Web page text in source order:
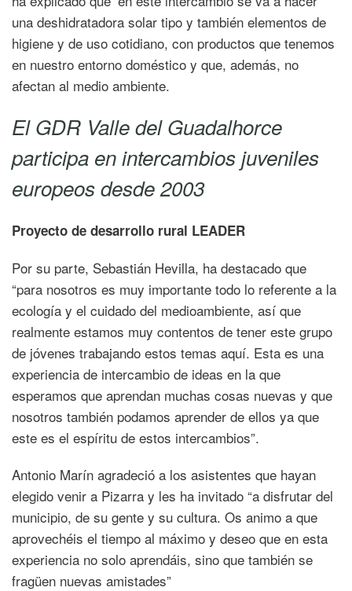
una deshidratadora solar tipo y también elementos de
higiene y de uso cotidiano, con productos que tenemos
en nuestro entorno doméstico y que, además, no
afectan al medio ambiente.
El GDR Valle del Guadalhorce
participa en intercambios juveniles
europeos desde 2003
Proyecto de desarrollo rural LEADER
Por su parte, Sebastián Hevilla, ha destacado que
“para nosotros es muy importante todo lo referente a la
ecología y el cuidado del medioambiente, así que
realmente estamos muy contentos de tener este grupo
de jóvenes trabajando estos temas aquí. Esta es una
experiencia de intercambio de ideas en la que
esperamos que aprendan muchas cosas nuevas y que
nosotros también podamos aprender de ellos ya que
este es el espíritu de estos intercambios”.
Antonio Marín agradeció a los asistentes que hayan
elegido venir a Pizarra y les ha invitado “a disfrutar del
municipio, de su gente y su cultura. Os animo a que
aprovechéis el tiempo al máximo y deseo que en esta
experiencia no solo aprendáis, sino que también se
fragüen nuevas amistades”